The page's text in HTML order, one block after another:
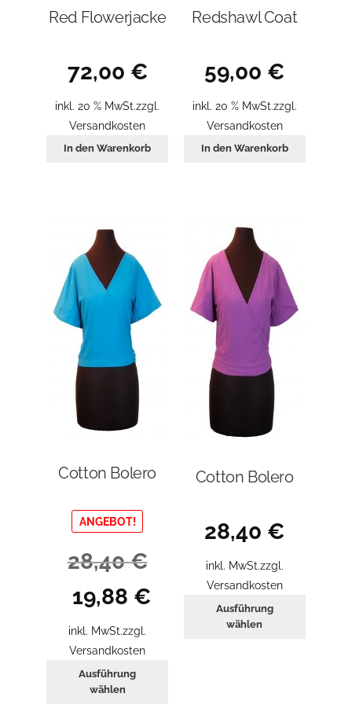
Red Flowerjacke
72,00 €
inkl. 20 % MwSt.zzgl.
Versandkosten
In den Warenkorb
Redshawl Coat
59,00 €
inkl. 20 % MwSt.zzgl.
Versandkosten
In den Warenkorb
Cotton Bolero
ANGEBOT!
28,40€
Ursprünglicher
Preis
war:
28,40 €
19,88 €Aktueller
inkl. MwSt.zzgl.
Versandkosten
Ausführung
wählen
Cotton Bolero
28,40 €
inkl. MwSt.zzgl.
Versandkosten
Ausführung
wählen